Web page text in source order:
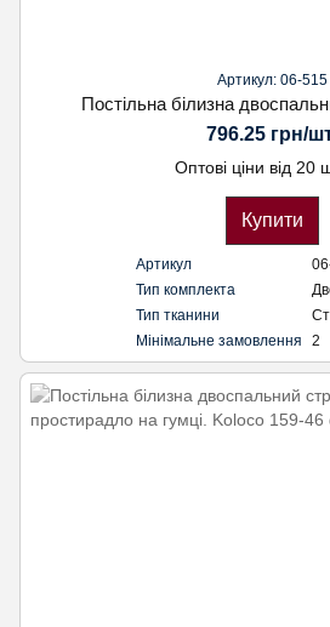
Артикул: 06-515
Постільна білизна
796.25 грн/
Оптові ціни від 20
Купити
Артикул
Тип комплекта
Тип тканини
Мінімальне замовлення
2